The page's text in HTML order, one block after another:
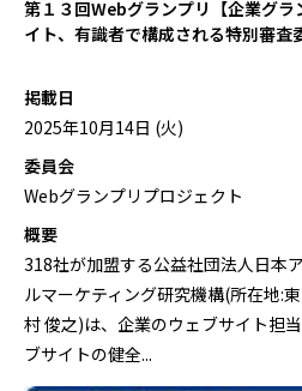
第１３回Webグランプリ【企業グ
イト、有識者で構成される特別審査
掲載日
2025年10月14日 (火)
委員会
Webグランプリプロジェクト
概要
318社が加盟する公益社団法人日本
ルマーケティング研究機構(所在地:
村 俊之)は、企業のウェブサイト担
ブサイトの健全...